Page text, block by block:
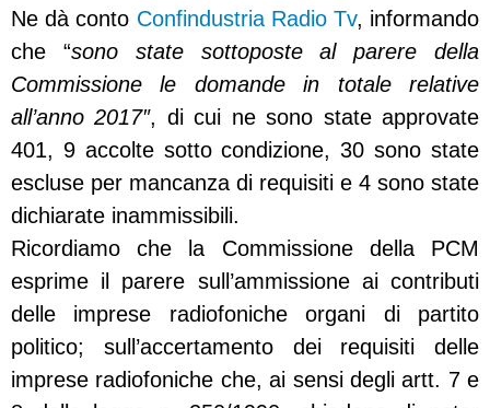
Ne dà conto Confindustria Radio Tv, informando
che “sono state sottoposte al parere della
Commissione le domande in totale relative
all’anno 2017″, di cui ne sono state approvate
401, 9 accolte sotto condizione, 30 sono state
escluse per mancanza di requisiti e 4 sono state
dichiarate inammissibili.
Ricordiamo che la Commissione della PCM
esprime il parere sull’ammissione ai contributi
delle imprese radiofoniche organi di partito
politico; sull’accertamento dei requisiti delle
imprese radiofoniche che, ai sensi degli artt. 7 e